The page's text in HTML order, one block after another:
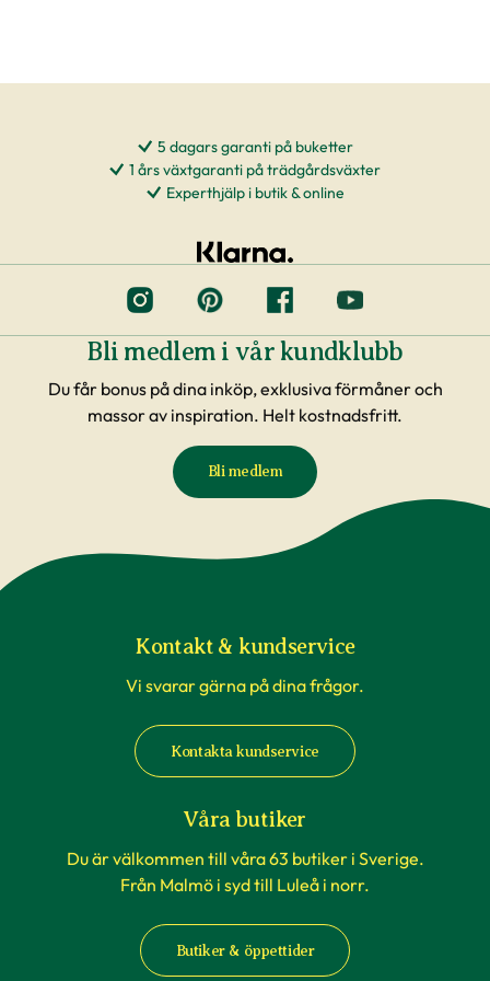
5 dagars garanti på buketter
1 års växtgaranti på trädgårdsväxter
Experthjälp i butik & online
Bli medlem i vår kundklubb
Du får bonus på dina inköp, exklusiva förmåner och
massor av inspiration. Helt kostnadsfritt.
Bli medlem
Kontakt & kundservice
Vi svarar gärna på dina frågor.
Kontakta kundservice
Våra butiker
Du är välkommen till våra 63 butiker i Sverige.
Från Malmö i syd till Luleå i norr.
Butiker & öppettider